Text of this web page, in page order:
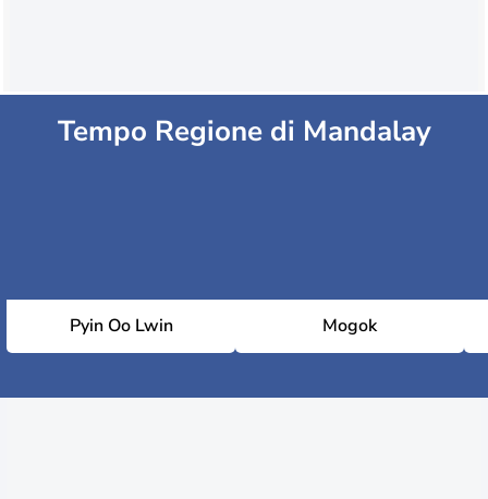
Tempo Regione di Mandalay
Pyin Oo Lwin Mogok